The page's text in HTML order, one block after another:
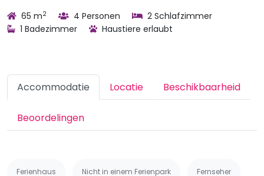
65 m2 4 Personen
2 Schlafzimmer
1 Badezimmer
Haustiere erlaubt
Accommodatie Locatie Beschikbaarheid
Beoordelingen
Ferienhaus Nicht in einem Ferienpark Fernseher